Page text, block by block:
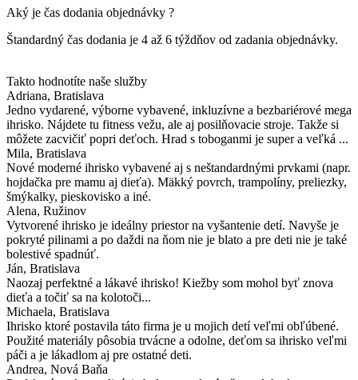
Aký je čas dodania objednávky ?
Štandardný čas dodania je 4 až 6 týždňov od zadania objednávky.
Takto hodnotíte naše služby
Adriana, Bratislava
Jedno vydarené, výborne vybavené, inkluzívne a bezbariérové mega
ihrisko. Nájdete tu fitness vežu, ale aj posilňovacie stroje. Takže si
môžete zacvičiť popri deťoch. Hrad s toboganmi je super a veľká ...
Mila, Bratislava
Nové moderné ihrisko vybavené aj s neštandardnými prvkami (napr.
hojdačka pre mamu aj dieťa). Mäkký povrch, trampolíny, preliezky,
šmýkalky, pieskovisko a iné.
Alena, Ružinov
Vytvorené ihrisko je ideálny priestor na vyšantenie detí. Navyše je
pokryté pilinami a po daždi na ňom nie je blato a pre deti nie je také
bolestivé spadnúť.
Ján, Bratislava
Naozaj perfektné a lákavé ihrisko! Kiežby som mohol byť znova
dieťa a točiť sa na kolotoči...
Michaela, Bratislava
Ihrisko ktoré postavila táto firma je u mojich detí veľmi obľúbené.
Použité materiály pôsobia trvácne a odolne, deťom sa ihrisko veľmi
páči a je lákadlom aj pre ostatné deti.
Andrea, Nová Baňa